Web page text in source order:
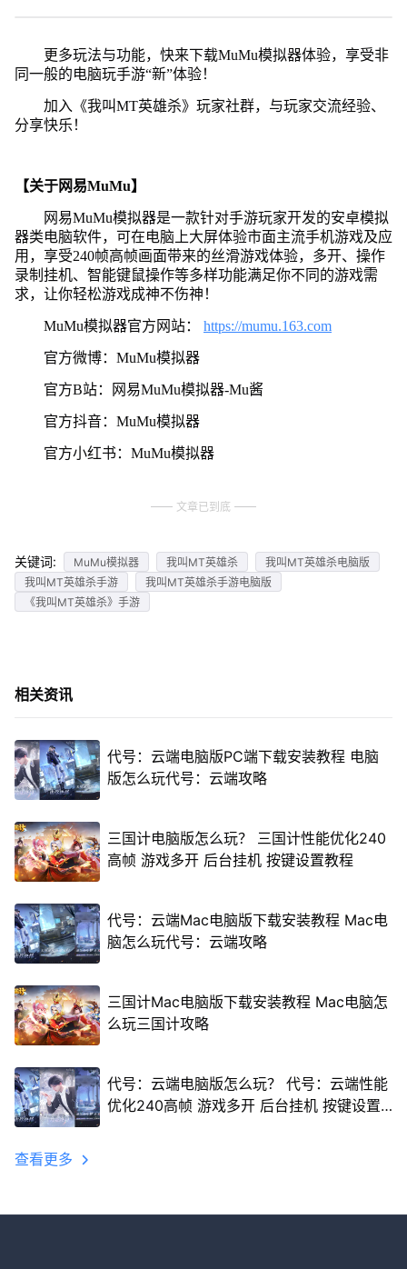
更多玩法与功能，快来下载MuMu模拟器体验，享受非
同一般的电脑玩手游“新”体验！
加入《我叫MT英雄杀》玩家社群，与玩家交流经验、
分享快乐！
【关于网易MuMu】
网易MuMu模拟器是一款针对手游玩家开发的安卓模拟
器类电脑软件，可在电脑上大屏体验市面主流手机游戏及应
用，享受240帧高帧画面带来的丝滑游戏体验，多开、操作
录制挂机、智能键鼠操作等多样功能满足你不同的游戏需
求，让你轻松游戏成神不伤神！
MuMu模拟器官方网站： https://mumu.163.com
官方微博：MuMu模拟器
官方B站：网易MuMu模拟器-Mu酱
官方抖音：MuMu模拟器
官方小红书：MuMu模拟器
文章已到底
关键词: MuMu模拟器 我叫MT英雄杀
我叫MT英雄杀电脑版
我叫MT英雄杀手游
我叫MT英雄杀手游电脑版
《我叫MT英雄杀》手游
相关资讯
代号：云端电脑版PC端下载安装教程 电脑
版怎么玩代号：云端攻略
三国计电脑版怎么玩？ 三国计性能优化240
高帧 游戏多开 后台挂机 按键设置教程
代号：云端Mac电脑版下载安装教程 Mac电
脑怎么玩代号：云端攻略
三国计Mac电脑版下载安装教程 Mac电脑怎
么玩三国计攻略
代号：云端电脑版怎么玩？ 代号：云端性能
优化240高帧 游戏多开 后台挂机 按键设置
查看更多